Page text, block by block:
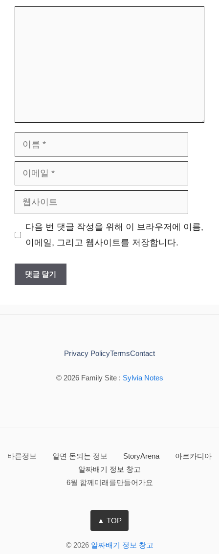
름
메
사
다음 번 댓글 작성을 위해 이 브라우저에 이름,
이메일, 그리고 웹사이트를 저장합니다.
© 2026 Family Site : Sylvia Notes
Privacy PolicyTermsContact
바른정보 알면 돈되는 정보 StoryArena
아르카디아
알짜배기 정보 창고
6월 함께미래를만들어가요
▲ TOP
© 2026 알짜배기 정보 창고